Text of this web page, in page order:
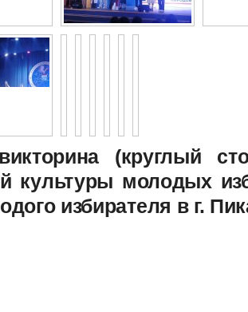
(круглый
культуры молодых
избирателя в г.